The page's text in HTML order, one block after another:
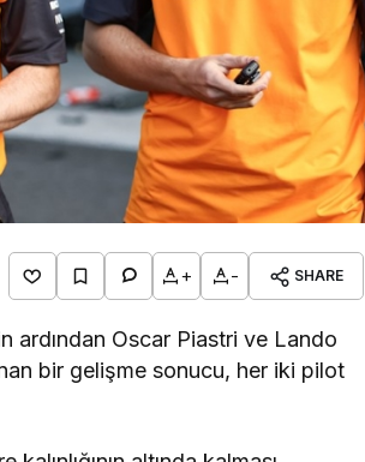
+ - SHARE
ardından Oscar Piastri ve Lando
bir gelişme sonucu, her iki pilot